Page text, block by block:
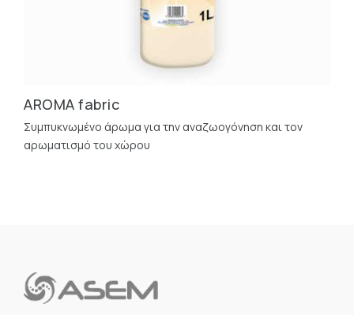
AROMA fabric
Συμπυκνωμένο άρωμα για την αναζωογόνηση και τον
αρωματισμό του χώρου